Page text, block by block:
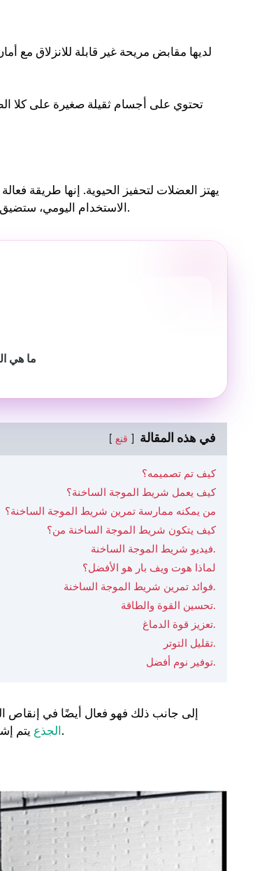
لديها مقابض مريحة غير قابلة للانزلاق مع
تحتوي على أجسام ثقيلة صغيرة على كلا
يهتز العضلات لتحفيز الحيوية. إنها طريقة
الاستخدام اليومي، ستضيق المعدة والأرداف. ومع ذلك ، فإنه يشرك أيضًا العضلة ثلاثية الرؤوس بشكل فعال.
ما هي
في هذه المقالة قنع
كيف تم تصميمه؟
كيف يعمل شريط الموجة الساخنة؟
من يمكنه ممارسة تمرين شريط الموجة الساخنة؟
كيف يتكون شريط الموجة الساخنة من؟
فيديو شريط الموجة الساخنة.
لماذا هوت ويف بار هو الأفضل؟
فوائد تمرين شريط الموجة الساخنة.
تحسين القوة والطاقة.
تعزيز قوة الدماغ.
تقليل التوتر.
توفير نوم أفضل.
إلى جانب ذلك فهو فعال أيضًا في إنقاص
الجذع يتم إشراكهم ، بحيث يمكن مشاركة العضلات التي يصعب ممارسة الرياضة بشكل كامل.